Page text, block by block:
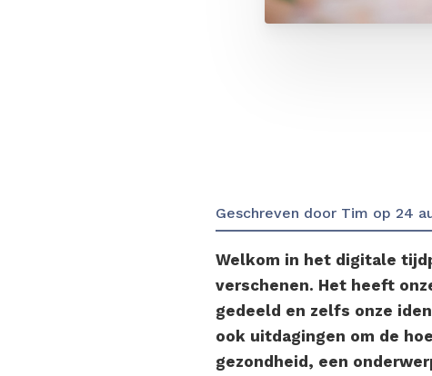
Geschreven door Tim op 24
Welkom in het digitale
verschenen. Het heeft
gedeeld en zelfs onze
ook uitdagingen om de
gezondheid, een